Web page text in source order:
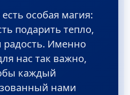
особая магия:
подарить тепло,
радость. Именно
нас так важно,
каждый
нами